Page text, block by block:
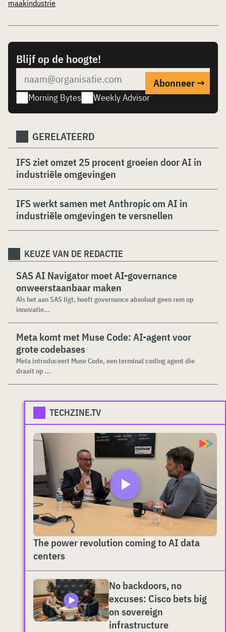
maakindustrie
Blijf op de hoogte!
Morning Bytes Weekly Advisor
GERELATEERD
IFS ziet omzet 25 procent groeien door AI in
industriële omgevingen
IFS werkt samen met Anthropic om AI in
industriële omgevingen te versnellen
KEUZE VAN DE REDACTIE
SAS AI Navigator moet AI-governance
onweerstaanbaar maken
Als het aan SAS ligt, hoeft governance absoluut geen rem op
innovatie...
Meta komt met Muse Code: AI-agent voor
grote codebases
Meta introduceert Muse Code, een terminal coding agent die
draait op ...
TECHZINE.TV
The power revolution coming to AI data
centers
No backdoors, no
excuses: Cisco bets big
on sovereign
infrastructure